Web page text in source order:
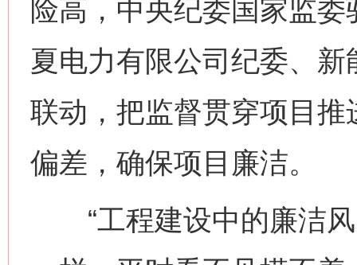
险高，中央纪委国家监
夏电力有限公司纪委、
联动，把监督贯穿项目
偏差，确保项目廉洁。
“工程建设中的廉洁风